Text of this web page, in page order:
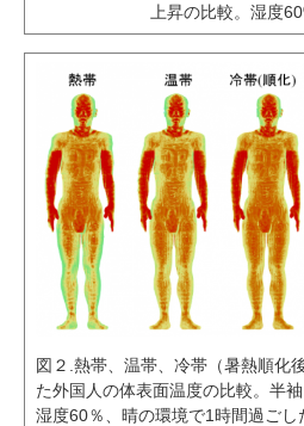
上昇の比較。湿度
図２.熱帯、温帯、冷帯（暑熱順化
た外国人の体表面温度の比較。半
湿度60％、晴の環境で1時間過ごし